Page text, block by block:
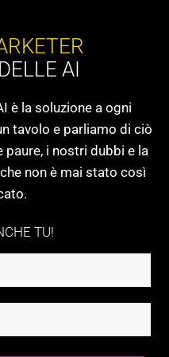
AI
è la soluzione a ogni
tavolo e parliamo di ciò
i nostri dubbi e la
non è mai stato così
TU!